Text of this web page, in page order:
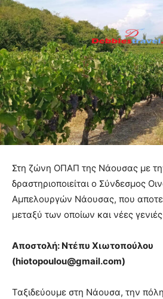
Στη ζώνη ΟΠΑΠ της Νάουσας με
δραστηριοποιείται ο Σύνδεσμος
Αμπελουργών Νάουσας, που
μεταξύ των οποίων και νέες
Αποστολή: Ντέπυ Χιωτοπούλου
(hiotopoulou@gmail.com)
Ταξιδεύουμε στη Νάουσα, την